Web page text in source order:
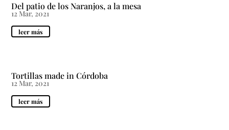
Del patio de los Naranjos, a la mesa
12 Mar, 2021
leer más
Tortillas made in Córdoba
12 Mar, 2021
leer más